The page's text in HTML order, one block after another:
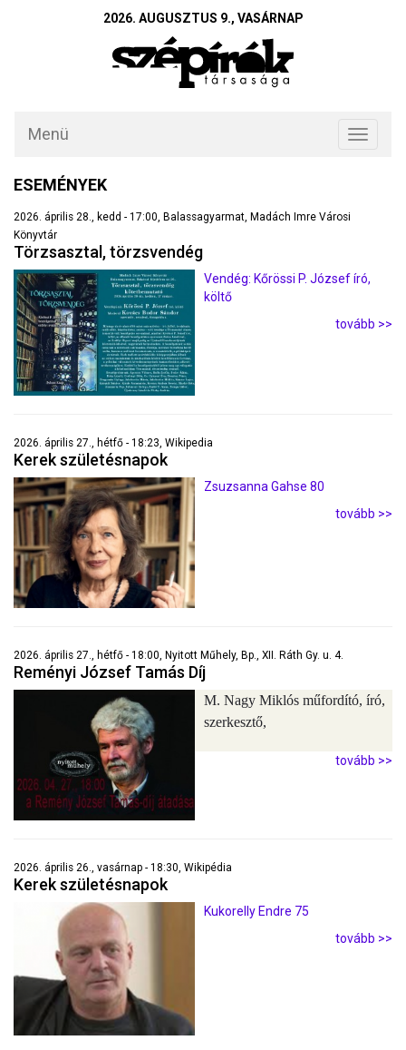
2026. AUGUSZTUS 9., VASÁRNAP
Toggle
Menü
ESEMÉNYEK
2026. április 28., kedd - 17:00, Balassagyarmat, Madách Imre Városi
Könyvtár
Törzsasztal, törzsvendég
Vendég: Kőrössi P. József író,
költő
tovább >>
2026. április 27., hétfő - 18:23, Wikipedia
Kerek születésnapok
Zsuzsanna Gahse 80
tovább >>
2026. április 27., hétfő - 18:00, Nyitott Műhely, Bp., XII. Ráth Gy. u. 4.
Reményi József Tamás Díj
M. Nagy Miklós műfordító, író,
szerkesztő,
tovább >>
2026. április 26., vasárnap - 18:30, Wikipédia
Kerek születésnapok
Kukorelly Endre 75
tovább >>